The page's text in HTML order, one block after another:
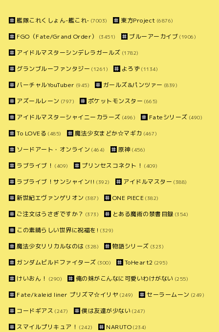
艦隊これくしょん-艦これ- (7003) 東方Project (6876)
FGO（Fate/Grand Order） (3451) ブルーアーカイブ (1906)
アイドルマスターシンデレラガールズ (1782)
グランブルーファンタジー (1261) よろず (1134)
バーチャルYouTuber (945) ガールズ&パンツァー (839)
アズールレーン (797) ポケットモンスター (665)
アイドルマスターシャイニーカラーズ (496) Fateシリーズ (490)
To LOVEる (485) 魔法少女まどか☆マギカ (467)
ソードアート・オンライン (464) 原神 (456)
ラブライブ！ (409) プリンセスコネクト！ (409)
ラブライブ！サンシャイン!! (392) アイドルマスター (388)
新世紀エヴァンゲリオン (387) ONE PIECE (382)
ご注文はうさぎですか？ (373) とある魔術の禁書目録 (354)
この素晴らしい世界に祝福を! (329)
魔法少女リリカルなのは (328) 物語シリーズ (323)
ガンダムビルドファイターズ (300) ToHeart2 (295)
けいおん！ (290) 俺の妹がこんなに可愛いわけがない (255)
Fate/kaleid liner プリズマ☆イリヤ (249) セーラームーン (249)
コードギアス (247) 僕は友達が少ない (247)
スマイルプリキュア！ (242) NARUTO (234)